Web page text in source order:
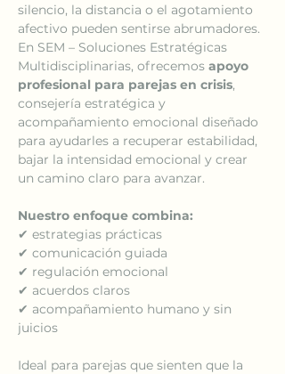
silencio, la distancia o el agotamiento
afectivo pueden sentirse abrumadores.
En SEM – Soluciones Estratégicas
Multidisciplinarias, ofrecemos apoyo
profesional para parejas en crisis,
consejería estratégica y
acompañamiento emocional diseñado
para ayudarles a recuperar estabilidad,
bajar la intensidad emocional y crear
un camino claro para avanzar.
Nuestro enfoque combina:
✔ estrategias prácticas
✔ comunicación guiada
✔ regulación emocional
✔ acuerdos claros
✔ acompañamiento humano y sin
juicios
Ideal para parejas que sienten que la